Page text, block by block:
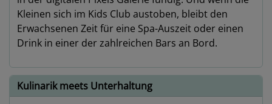
Kleinen sich im Kids Club austoben, bleibt den
Erwachsenen Zeit für eine Spa-Auszeit oder einen
Drink in einer der zahlreichen Bars an Bord.
Kulinarik meets Unterhaltung